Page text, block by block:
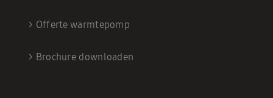
> Offerte warmtepomp
> Brochure downloaden